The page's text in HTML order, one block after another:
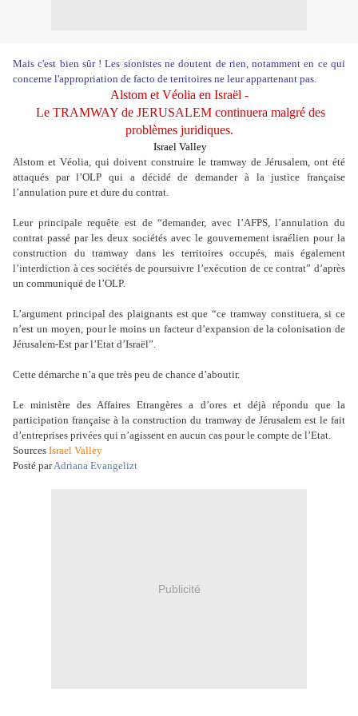
Mais c'est bien sûr ! Les sionistes ne doutent de rien, notamment en ce qui
concerne l'appropriation de facto de territoires ne leur appartenant pas.
Alstom et Véolia en Israël -
Le TRAMWAY de JERUSALEM continuera malgré des
problèmes juridiques.
Israel Valley
Alstom et Véolia, qui doivent construire le tramway de Jérusalem, ont été
attaqués par l’OLP qui a décidé de demander à la justice française
l’annulation pure et dure du contrat.
Leur principale requête est de “demander, avec l’AFPS, l’annulation du
contrat passé par les deux sociétés avec le gouvernement israélien pour la
construction du tramway dans les territoires occupés, mais également
l’interdiction à ces sociétés de poursuivre l’exécution de ce contrat” d’après
un communiqué de l’OLP.
L’argument principal des plaignants est que “ce tramway constituera, si ce
n’est un moyen, pour le moins un facteur d’expansion de la colonisation de
Jérusalem-Est par l’Etat d’Israël”.
Cette démarche n’a que très peu de chance d’aboutir.
Le ministère des Affaires Etrangères a d’ores et déjà répondu que la
participation française à la construction du tramway de Jérusalem est le fait
d’entreprises privées qui n’agissent en aucun cas pour le compte de l’Etat.
Sources Israel Valley
Posté parAdriana Evangelizt
Publicité